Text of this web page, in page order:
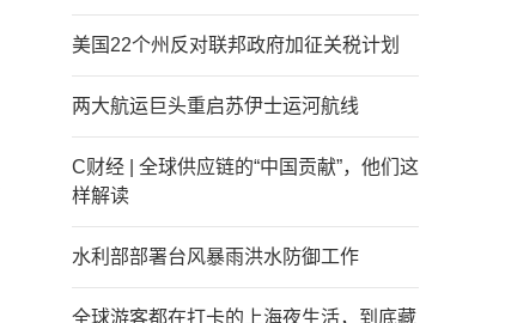
美国22个州反对联邦政府加征关税计划
两大航运巨头重启苏伊士运河航线
C财经 | 全球供应链的“中国贡献”，他们这
样解读
水利部部署台风暴雨洪水防御工作
全球游客都在打卡的上海夜生活，到底藏